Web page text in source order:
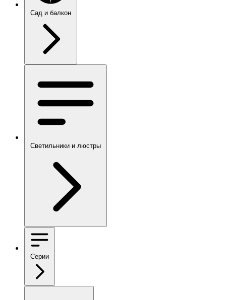
Сад и балкон
Светильники и люстры
Серии